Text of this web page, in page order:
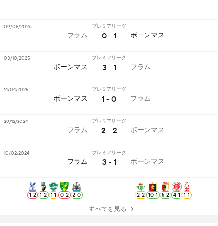
フラム
プレミアリーグ
0 - 1 ボーンマス
09/05/2026
ボーンマス
プレミアリーグ
3 - 1 フラム
03/10/2025
ボーンマス
プレミアリーグ
1 - 0 フラム
14/04/2025
フラム
プレミアリーグ
2 - 2 ボーンマス
29/12/2024
フラム
プレミアリーグ
3 - 1 ボーンマス
10/02/2024
1-2 1-2 1-1 0-2 2-0 2-2 10-1 5-2 4-1 1-1
すべてを見る